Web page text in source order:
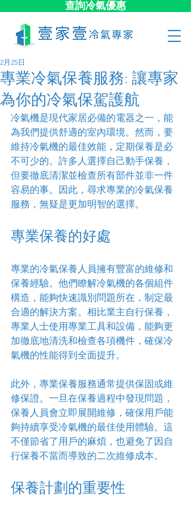
查詢冷氣優惠
專業冷氣保養服務: 讓專家
為你的冷氣保駕護航
2月25日
冷氣機是現代家居必備的電器之一，能
為我們提供舒適的室內環境。然而，要
維持冷氣機的最佳效能，定期保養是必
不可少的。許多人選擇自己動手保養，
但要徹底清潔並檢查所有部件並非一件
容易的事。因此，尋求專業的冷氣保養
服務，無疑是更加明智的選擇。
專業保養的好處
專業的冷氣保養人員擁有豐富的維修和
保養經驗。他們瞭解冷氣機的各個組件
構造，能夠快速識別問題所在，制定最
合適的解決方案。相比業主自行保養，
專業人士使用專業工具和設備，能夠更
加徹底地清洗和檢查各項機件，確保冷
氣機的性能得到全面提升。
此外，專業保養服務通常提供保固或維
修保證。一旦在保養過程中發現問題，
保養人員會立即展開維修，確保用戶能
夠持續享受冷氣機的最佳使用體驗。這
不僅節省了用戶的麻煩，也避免了因自
行保養不當而導致的二次維修成本。
保養計劃的重要性